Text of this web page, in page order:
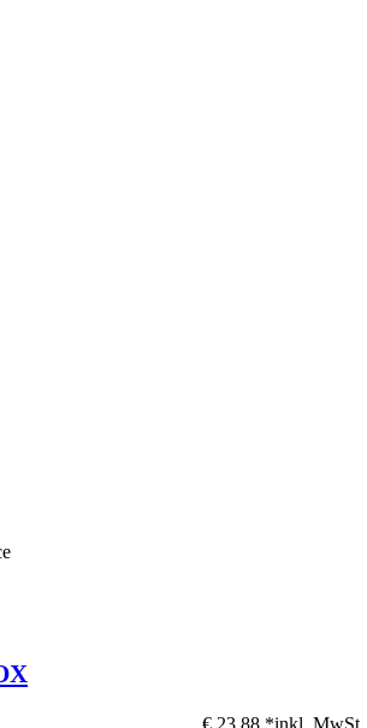
€ 23,88 *inkl. MwSt.